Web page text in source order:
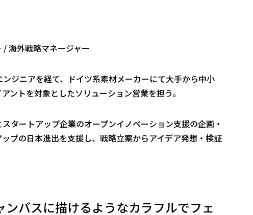
海外戦略マネージャー
ジニアを経て、ドイツ系素材メーカーにて大手から中小
ントを対象としたソリューション営業を担う。
タートアップ企業のオープンイノベーション支援の企画・
プの日本進出を支援し、戦略立案からアイデア発想・検証
ンバスに描けるようなカラフルでフェ